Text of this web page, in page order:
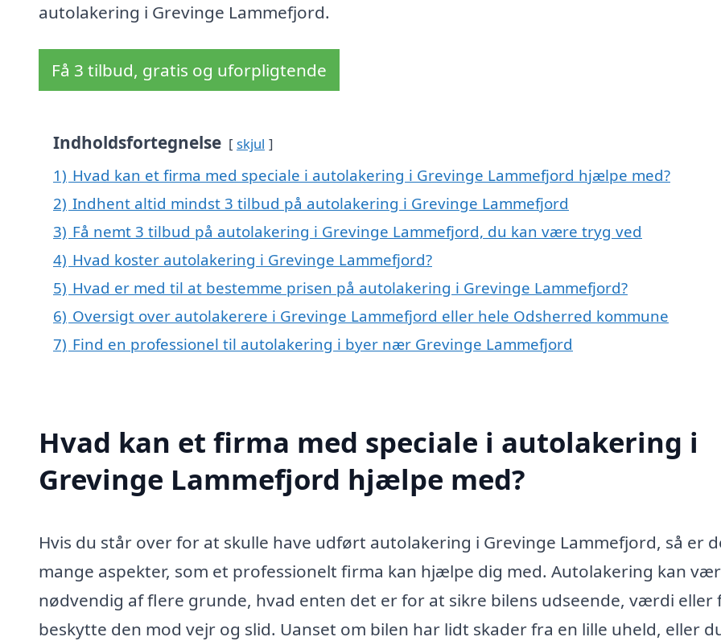
autolakering i Grevinge Lammefjord.
Få 3 tilbud, gratis og uforpligtende
Indholdsfortegnelse skjul
1) Hvad kan et firma med speciale i autolakering i Grevinge Lammefjord hjælpe med?
2) Indhent altid mindst 3 tilbud på autolakering i Grevinge Lammefjord
3) Få nemt 3 tilbud på autolakering i Grevinge Lammefjord, du kan være tryg ved
4) Hvad koster autolakering i Grevinge Lammefjord?
5) Hvad er med til at bestemme prisen på autolakering i Grevinge Lammefjord?
6) Oversigt over autolakerere i Grevinge Lammefjord eller hele Odsherred kommune
7) Find en professionel til autolakering i byer nær Grevinge Lammefjord
Hvad kan et firma med speciale i autolakering i
Grevinge Lammefjord hjælpe med?
Hvis du står over for at skulle have udført autolakering i Grevinge Lammefjord, så er
mange aspekter, som et professionelt firma kan hjælpe dig med. Autolakering kan
nødvendig af flere grunde, hvad enten det er for at sikre bilens udseende, værdi eller
beskytte den mod vejr og slid. Uanset om bilen har lidt skader fra en lille uheld, eller